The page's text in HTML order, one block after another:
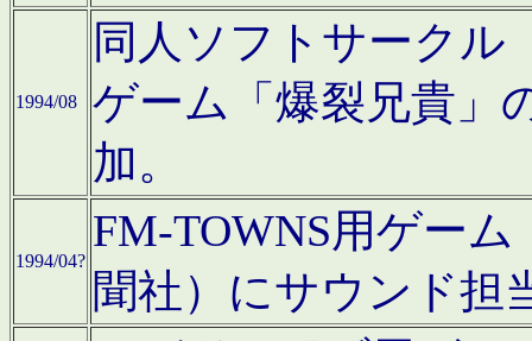
1994/08
同人ソフトサークル
ゲーム「爆裂兄貴」
加。
1994/04?
FM-TOWNS用ゲー
聞社）にサウンド担